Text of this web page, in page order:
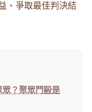
、爭取最佳判決結
？聚眾鬥毆是